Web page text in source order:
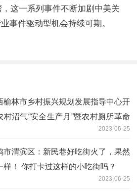
这一系列事件不断加剧中美关
事件驱动型机会持续可期。
榆林市乡村振兴规划发展指导中心开
村沼气“安全生产月”暨农村厕所革命
2023-06-25
市渭滨区：新民巷好吃街火了，果然
样！ 你打卡过这样的小吃街吗？
2023-06-25